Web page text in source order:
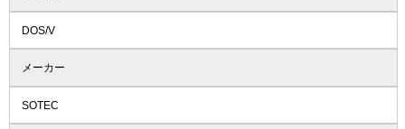
DOS/V
メーカー
SOTEC